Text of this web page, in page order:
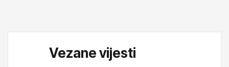
Vezane vijesti